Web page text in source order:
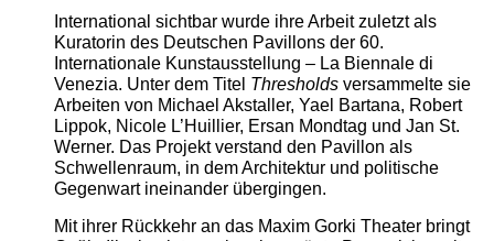
International sichtbar wurde ihre Arbeit zuletzt als
Kuratorin des Deutschen Pavillons der 60.
Internationale Kunstausstellung – La Biennale di
Venezia. Unter dem Titel Thresholdsversammelte sie
Arbeiten von Michael Akstaller, Yael Bartana, Robert
Lippok, Nicole L’Huillier, Ersan Mondtag und Jan St.
Werner. Das Projekt verstand den Pavillon als
Schwellenraum, in dem Architektur und politische
Gegenwart ineinander übergingen.
Mit ihrer Rückkehr an das Maxim Gorki Theater bringt